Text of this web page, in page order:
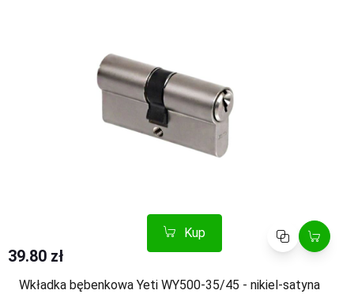
Kup Porównaj
39.80 zł
Wkładka bębenkowa Yeti WY500-35/45 - nikiel-satyna